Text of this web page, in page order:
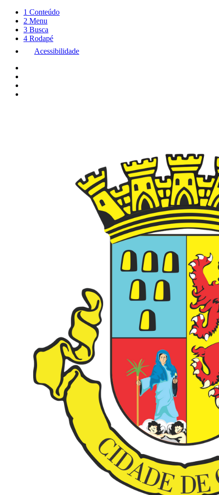
1 Conteúdo
2 Menu
3 Busca
4 Rodapé
Acessibilidade